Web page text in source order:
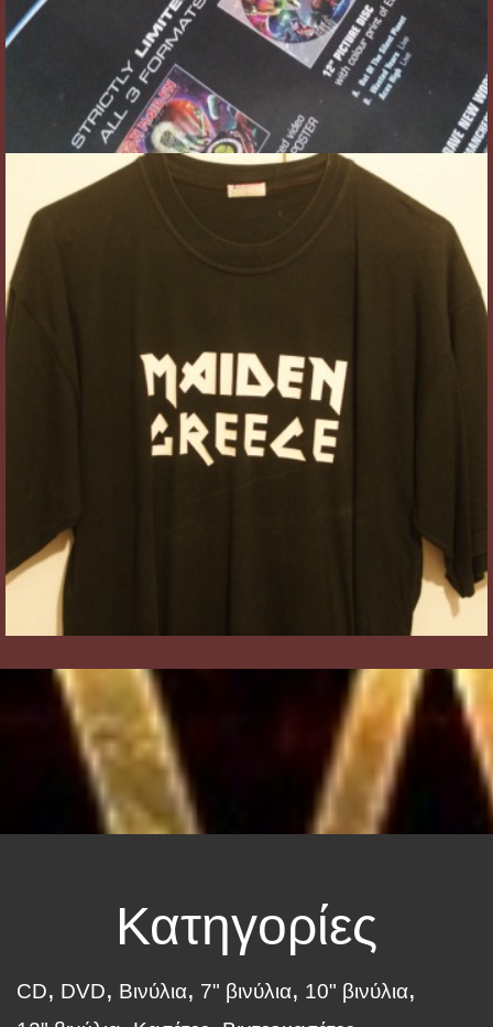
Κατηγορίες
CD DVD Βινύλια 7" βινύλια
10" βινύλια